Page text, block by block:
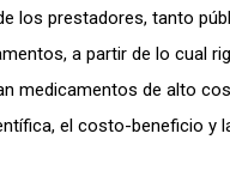
los prestadores, tanto
a partir de lo cual
medicamentos de alto
el costo-beneficio y